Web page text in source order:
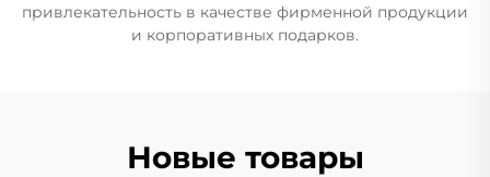
привлекательность в качестве фирменной продукции
и корпоративных подарков.
Новые товары